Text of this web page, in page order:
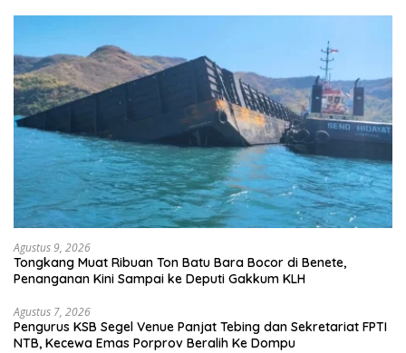
Agustus 9, 2026
Tongkang Muat Ribuan Ton Batu Bara Bocor di Benete,
Penanganan Kini Sampai ke Deputi Gakkum KLH
Agustus 7, 2026
Pengurus KSB Segel Venue Panjat Tebing dan Sekretariat FPTI
NTB, Kecewa Emas Porprov Beralih Ke Dompu